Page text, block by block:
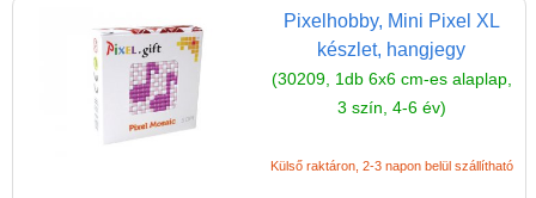
Pixelhobby, Mini Pixel XL
készlet, hangjegy
(30209, 1db 6x6 cm-es alaplap,
3 szín, 4-6 év)
Külső raktáron, 2-3 napon belül szállítható
Pixel készletek (1 vagy
több alaplapos szettek)